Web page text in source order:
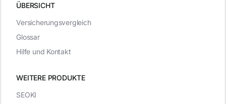
ÜBERSICHT
WEITERE PRODUKTE
Versicherungsvergleich
Glossar
Hilfe und Kontakt
SEOKI